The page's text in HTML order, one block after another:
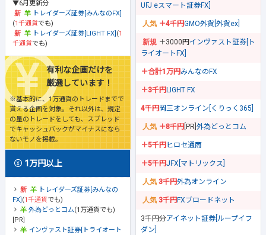
▼6月更新分
トレイダーズ証券[みんなのFX]
(1千通貨でも)
トレイダーズ証券[LIGHT FX] (1
千通貨でも)
有利な企画だけを
厳選しています！
※基本的に、1万通貨のトレードまでで
貰える企画を対象。それ以外は、規定
の量のトレードをしても、スプレッド
でキャッシュバックがマイナスになら
ないモノを掲載。
1万円以上
トレイダーズ証券[みんなの
FX] (1千通貨でも)
外為どっとコム(1万通貨でも)
[PR]
インヴァスト証券[トライオート
UFJ eスマート証券FX]
＋4千円GMO外貨[外貨ex]
＋3000円 インヴァスト証券[ト
ライオートFX]
＋合計1万円みんなのFX
＋3千円LIGHT FX
4千円岡三オンライン[くりっく365]
＋8千円 [PR] 外為どっとコム
＋5千円ヒロセ通商
＋5千円JFX[マトリックス]
3千円外為オンライン
3千円FXブロードネット
3千円分アイネット証券[ループイフ
ダン]